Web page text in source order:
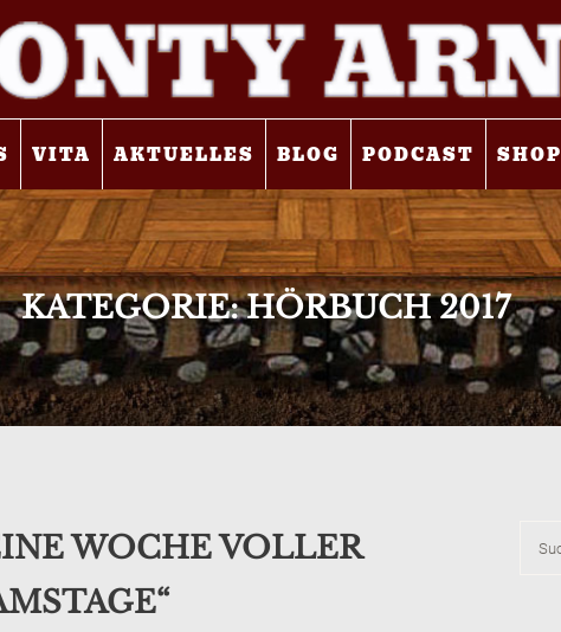
VITA AKTUELLES BLOG PODCAST SHOP
KATEGORIE:HÖRBUCH 2017
WOCHE VOLLER